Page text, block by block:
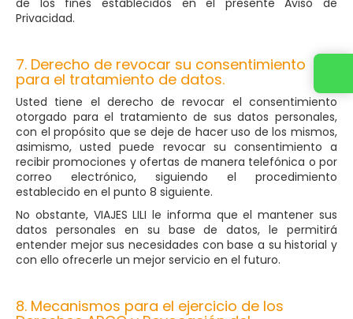
de los fines establecidos en el presente Aviso de
Privacidad.
7. Derecho de revocar su consentimiento
para el tratamiento de datos.
Usted tiene el derecho de revocar el consentimiento
otorgado para el tratamiento de sus datos personales,
con el propósito que se deje de hacer uso de los mismos,
asimismo, usted puede revocar su consentimiento a
recibir promociones y ofertas de manera telefónica o por
correo electrónico, siguiendo el procedimiento
establecido en el punto 8 siguiente.
No obstante, VIAJES LILI le informa que el mantener sus
datos personales en su base de datos, le permitirá
entender mejor sus necesidades con base a su historial y
con ello ofrecerle un mejor servicio en el futuro.
8. Mecanismos para el ejercicio de los
Contacta con nosotros